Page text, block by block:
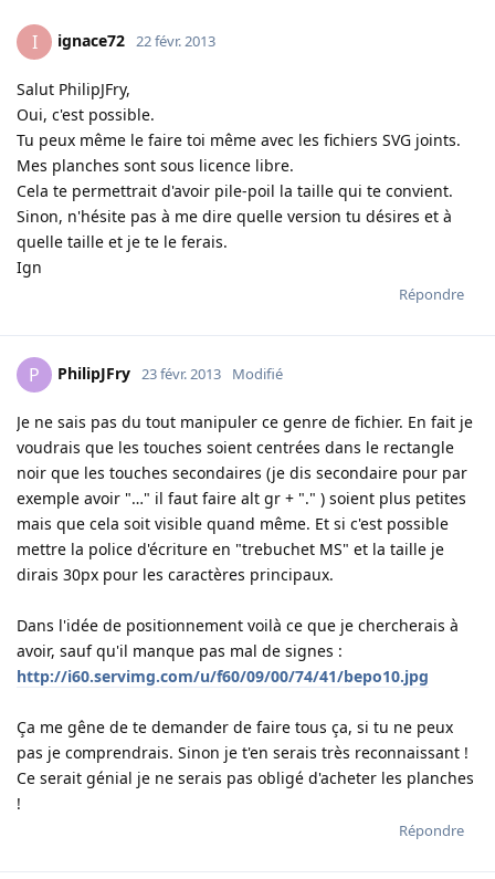
I ignace72 22 févr. 2013
Salut PhilipJFry,
Oui, c'est possible.
Tu peux même le faire toi même avec les fichiers SVG joints.
Mes planches sont sous licence libre.
Cela te permettrait d'avoir pile-poil la taille qui te convient.
Sinon, n'hésite pas à me dire quelle version tu désires et à
quelle taille et je te le ferais.
Ign
Répondre
P PhilipJFry 23 févr. 2013 Modifié
Je ne sais pas du tout manipuler ce genre de fichier. En fait je
voudrais que les touches soient centrées dans le rectangle
noir que les touches secondaires (je dis secondaire pour par
exemple avoir "…" il faut faire alt gr + "." ) soient plus petites
mais que cela soit visible quand même. Et si c'est possible
mettre la police d'écriture en "trebuchet MS" et la taille je
dirais 30px pour les caractères principaux.
Dans l'idée de positionnement voilà ce que je chercherais à
avoir, sauf qu'il manque pas mal de signes :
http://i60.servimg.com/u/f60/09/00/74/41/bepo10.jpg
Ça me gêne de te demander de faire tous ça, si tu ne peux
pas je comprendrais. Sinon je t'en serais très reconnaissant !
Ce serait génial je ne serais pas obligé d'acheter les planches
!
Répondre